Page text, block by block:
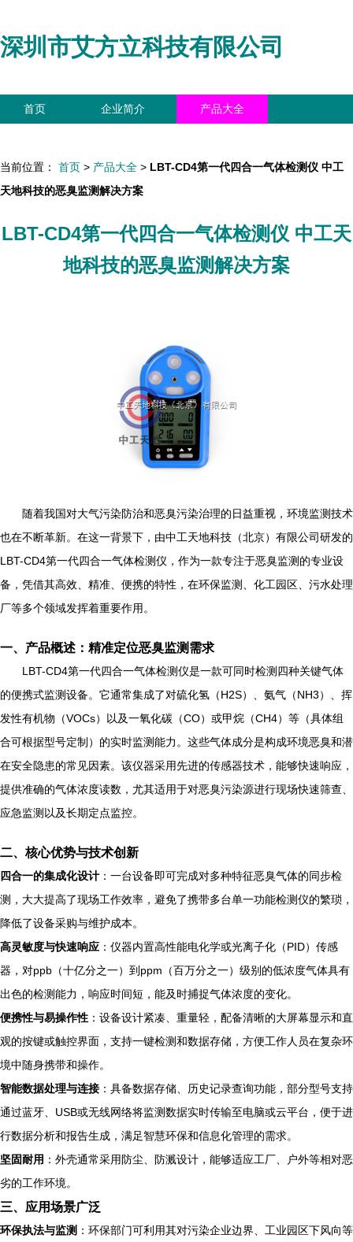
深圳市艾方立科技有限公司
首页 企业简介 产品大全
当前位置： 首页 > 产品大全 > LBT-CD4第一代四合一气体检测仪 中工
天地科技的恶臭监测解决方案
LBT-CD4第一代四合一气体检测仪 中工天
地科技的恶臭监测解决方案
随着我国对大气污染防治和恶臭污染治理的日益重视，环境监测技术
也在不断革新。在这一背景下，由中工天地科技（北京）有限公司研发的
LBT-CD4第一代四合一气体检测仪，作为一款专注于恶臭监测的专业设
备，凭借其高效、精准、便携的特性，在环保监测、化工园区、污水处理
厂等多个领域发挥着重要作用。
一、产品概述：精准定位恶臭监测需求
LBT-CD4第一代四合一气体检测仪是一款可同时检测四种关键气体
的便携式监测设备。它通常集成了对硫化氢（H2S）、氨气（NH3）、挥
发性有机物（VOCs）以及一氧化碳（CO）或甲烷（CH4）等（具体组
合可根据型号定制）的实时监测能力。这些气体成分是构成环境恶臭和潜
在安全隐患的常见因素。该仪器采用先进的传感器技术，能够快速响应，
提供准确的气体浓度读数，尤其适用于对恶臭污染源进行现场快速筛查、
应急监测以及长期定点监控。
二、核心优势与技术创新
四合一的集成化设计 ：一台设备即可完成对多种特征恶臭气体的同步检
测，大大提高了现场工作效率，避免了携带多台单一功能检测仪的繁琐，
降低了设备采购与维护成本。
高灵敏度与快速响应 ：仪器内置高性能电化学或光离子化（PID）传感
器，对ppb（十亿分之一）到ppm（百万分之一）级别的低浓度气体具有
出色的检测能力，响应时间短，能及时捕捉气体浓度的变化。
便携性与易操作性 ：设备设计紧凑、重量轻，配备清晰的大屏幕显示和直
观的按键或触控界面，支持一键检测和数据存储，方便工作人员在复杂环
境中随身携带和操作。
智能数据处理与连接 ：具备数据存储、历史记录查询功能，部分型号支持
通过蓝牙、USB或无线网络将监测数据实时传输至电脑或云平台，便于进
行数据分析和报告生成，满足智慧环保和信息化管理的需求。
坚固耐用 ：外壳通常采用防尘、防溅设计，能够适应工厂、户外等相对恶
劣的工作环境。
三、应用场景广泛
环保执法与监测 ：环保部门可利用其对污染企业边界、工业园区下风向等